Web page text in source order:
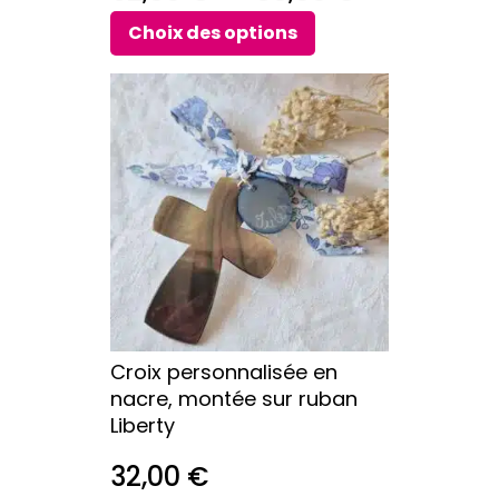
prix :
62,00 €
à
88,00 €
Choix des options
Croix personnalisée en
nacre, montée sur ruban
Liberty
32,00 €
Ce
produit
plusieurs
variations.
Les
options
peuvent
être
choisies
sur
la
page
du
produit